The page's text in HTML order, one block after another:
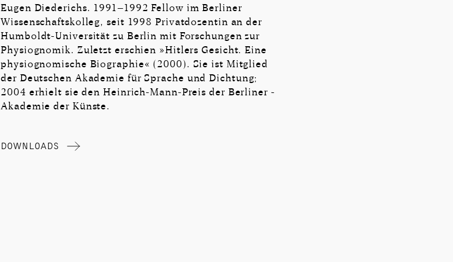
Eugen Diederichs. 1991–1992 Fellow im Berliner
Wissenschaftskolleg, seit 1998 ­Privatdozentin an der
Humboldt-Universität zu Berlin mit Forschungen zur
Physiognomik. Zuletzt erschien »Hitlers Gesicht. Eine
physiognomische Biographie« (2000). Sie ist Mitglied
der Deutschen Akademie für ­Sprache und Dichtung;
2004 erhielt sie den Heinrich-Mann-Preis der Berliner ­
Akademie der Künste.
DOWNLOADS